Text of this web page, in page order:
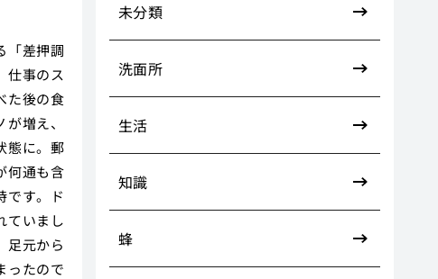
「差押調
仕事のス
た後の食
増え、
態に。郵
何通も含
です。ド
ていまし
足元から
ったので
未分類
洗面所
生活
知識
蜂